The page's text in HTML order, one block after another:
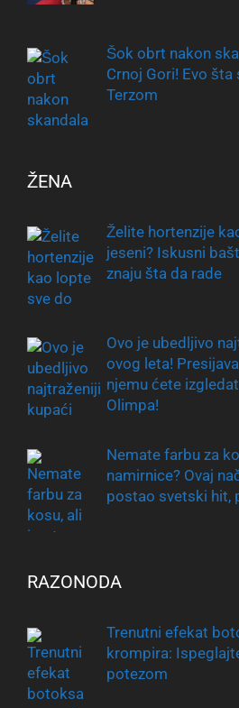
Šok obrt nakon
Crnoj Gori! Evo šta
Terzom
ŽENA
Želite hortenzije
jeseni? Iskusni
znaju šta da rade
Ovo je ubedljivo
ovog leta!
njemu ćete
Olimpa!
Nemate farbu za
namirnice? Ovaj
postao svetski hit,
RAZONODA
Trenutni efekat
krompira:
potezom